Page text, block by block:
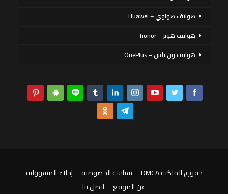
هواتف هواوي – Huawei
هواتف هونر – honor
هواتف ون بلس – OnePlus
حقوق الملكية DMCA سياسة الخصوصية
إخلاء المسؤولية
عن الموقع
اتصل بنا